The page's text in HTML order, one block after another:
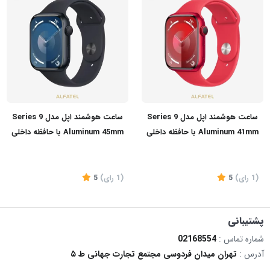
ساعت هوشمند اپل مدل Series 9
Aluminum 41mm با حافظه داخلی
تماس بگیرید
(1 رای)
5
ساعت هوشمند اپل مدل Series 9
Aluminum 45mm با حافظه داخلی
تماس بگیرید
(1 رای)
5
پشتیبانی
شماره تماس : 02168554
آدرس : تهران میدان فردوسی مجتمع تجارت جهانی ط ۵